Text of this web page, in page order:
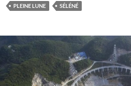
PLEINE LUNE
SÉLÉNÉ